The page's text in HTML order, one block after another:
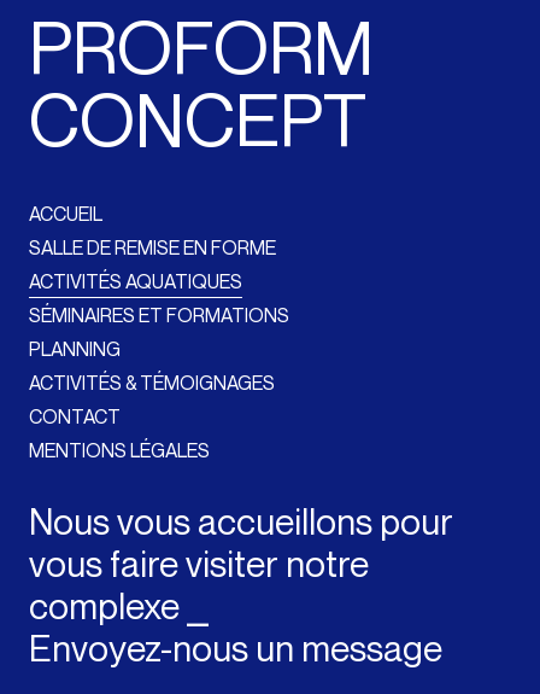
PROFORM
CONCEPT
ACCUEIL
SALLE DE REMISE EN FORME
ACTIVITÉS AQUATIQUES
SÉMINAIRES ET FORMATIONS
PLANNING
ACTIVITÉS & TÉMOIGNAGES
CONTACT
MENTIONS LÉGALES
Nous vous accueillons pour
vous faire visiter notre
complexe ⎯
Envoyez-nous un message